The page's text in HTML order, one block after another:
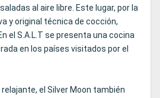
al aire libre. Este lugar, por la
y original técnica de cocción,
el S.A.L.T se presenta una cocina
en los países visitados por el
el Silver Moon también